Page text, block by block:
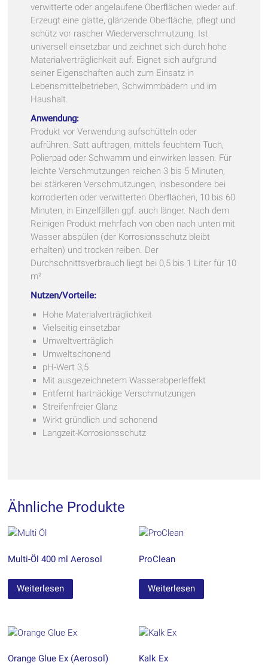
verwitterte oder angelaufene Oberﬂächen wieder auf.
Erzeugt eine glatte, glänzende Oberﬂäche, pﬂegt und
schütz vor rascher Wiederverschmutzung. Ist
universell einsetzbar und zeichnet sich durch hohe
Materialverträglichkeit auf. Eignet sich aufgrund
seiner Eigenschaften auch zum Einsatz in
Lebensmittelbetrieben, Schwimmbädern und im
Haushalt.
Anwendung:
Produkt vor Verwendung aufschütteln oder
aufrühren. Satt auftragen, mittels feuchtem Tuch,
Polierpad oder Schwamm und einwirken lassen. Für
leichte Verschmutzungen reichen 3 bis 5 Minuten,
bei stärkeren Verschmutzungen, insbesondere bei
korrodierten oder verwitterten Oberﬂächen, 10 bis 60
Minuten, in Einzelfällen ggf. auch länger. Nach dem
Reinigen Produkt mehrfach von oben nach unten mit
Wasser abspülen (der Korrosionsschutz bleibt
erhalten) und trocken reiben. Der
Durchschnittsverbrauch liegt bei 0,5 bis 1 Liter für 10
m²
Nutzen/Vorteile:
Hohe Materialverträglichkeit
Vielseitig einsetzbar
Umweltverträglich
Umweltschonend
pH-Wert 3,5
Mit ausgezeichnetem Wasserabperleffekt
Entfernt hartnäckige Verschmutzungen
Streifenfreier Glanz
Wirkt gründlich und schonend
Langzeit-Korrosionsschutz
Ähnliche Produkte
Multi-Öl 400 ml Aerosol
Weiterlesen
ProClean
Weiterlesen
Orange Glue Ex (Aerosol) Kalk Ex